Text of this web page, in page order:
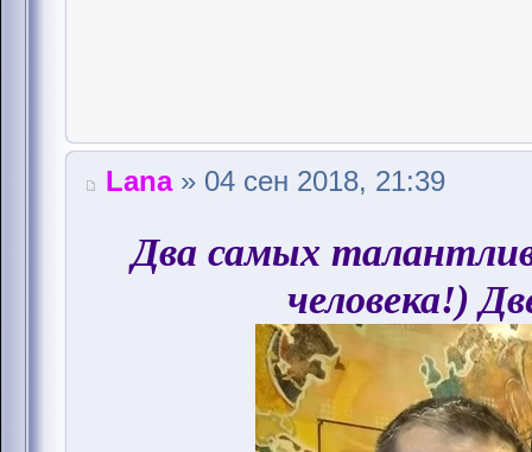
Lana» 04 сен 2018, 21:39
Два самых
человека!)